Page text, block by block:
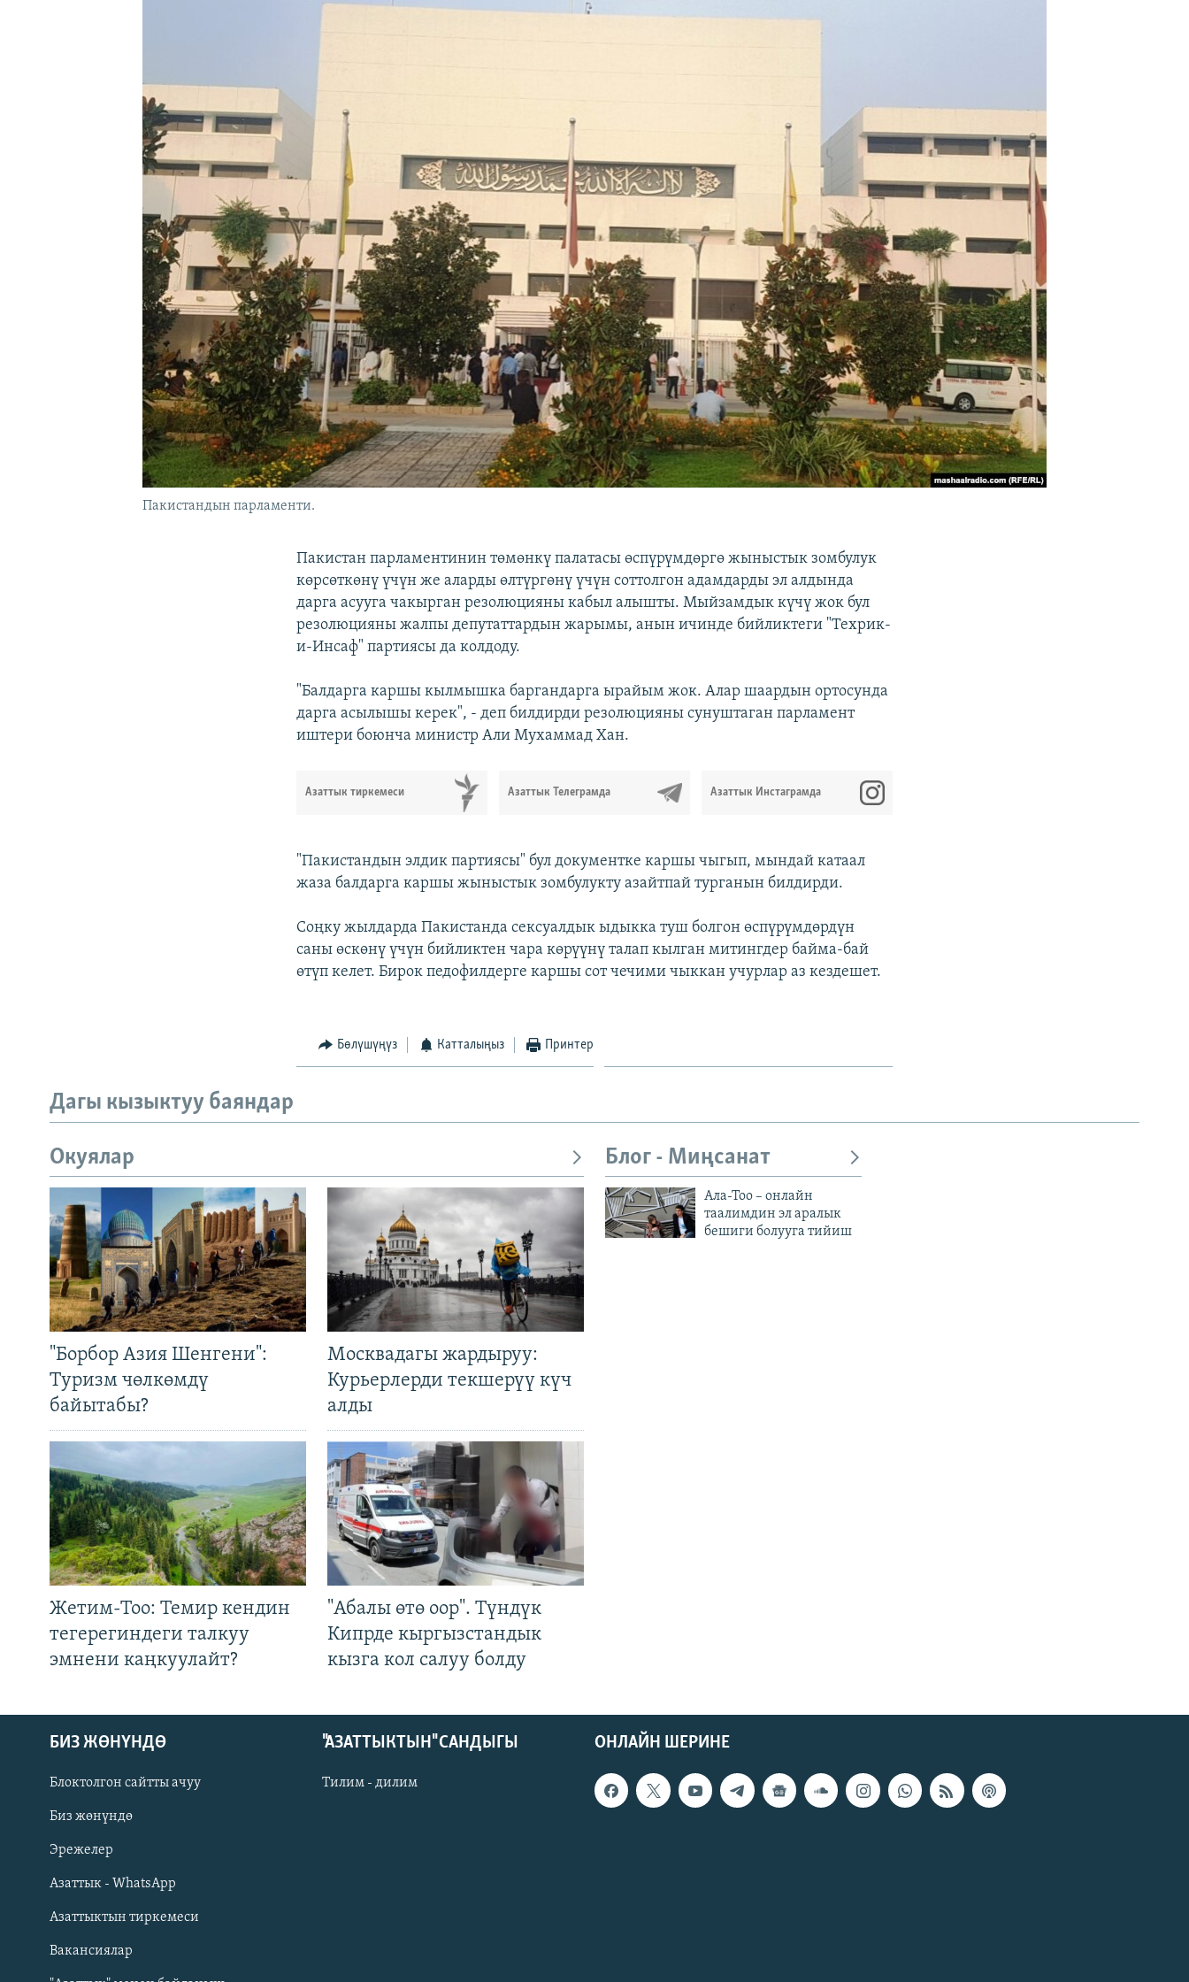
Русский
ОНЛАЙН ШЕРИНЕ
Пакистандын парламенти.
Пакистан парламентинин төмөнкү палатасы өспүрүмдөргө жыныстык зомбулук
көрсөткөнү үчүн же аларды өлтүргөнү үчүн соттолгон адамдарды эл алдында
дарга асууга чакырган резолюцияны кабыл алышты. Мыйзамдык күчү жок бул
резолюцияны жалпы депутаттардын жарымы, анын ичинде бийликтеги "Техрик-
и-Инсаф" партиясы да колдоду.
"Балдарга каршы кылмышка баргандарга ырайым жок. Алар шаардын ортосунда
дарга асылышы керек", - деп билдирди резолюцияны сунуштаган парламент
иштери боюнча министр Али Мухаммад Хан.
Азаттык тиркемеси Азаттык Телеграмда Азаттык Инстаграмда
"Пакистандын элдик партиясы" бул документке каршы чыгып, мындай катаал
жаза балдарга каршы жыныстык зомбулукту азайтпай турганын билдирди.
Соңку жылдарда Пакистанда сексуалдык ыдыкка туш болгон өспүрүмдөрдүн
саны өскөнү үчүн бийликтен чара көрүүнү талап кылган митингдер байма-бай
өтүп келет. Бирок педофилдерге каршы сот чечими чыккан учурлар аз кездешет.
Бөлүшүңүз Катталыңыз Принтер
Дагы кызыктуу баяндар
Окуялар
"Борбор Азия Шенгени":
Туризм чөлкөмдү
байытабы?
Москвадагы жардыруу:
Курьерлерди текшерүү күч
алды
Жетим-Тоо: Темир кендин
тегерегиндеги талкуу
эмнени каңкуулайт?
"Абалы өтө оор". Түндүк
Кипрде кыргызстандык
кызга кол салуу болду
Блог - Миңсанат
Ала-Тоо – онлайн
таалимдин эл аралык
бешиги болууга тийиш
ОНЛАЙН ШЕРИНЕ
БИЗ ЖӨНҮНДӨ
Блоктолгон сайтты ачуу
Биз жөнүндө
Эрежелер
Азаттык - WhatsApp
Азаттыктын тиркемеси
Вакансиялар
"АЗАТТЫКТЫН" САНДЫГЫ
Тилим - дилим